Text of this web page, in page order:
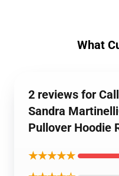
What
2 reviews for
Sandra
Pullover Hoodie
★★★★★